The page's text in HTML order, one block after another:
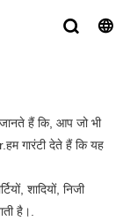
हैं कि, आप जो भी
गारंटी देते हैं कि यह
शादियों, निजी
है।.